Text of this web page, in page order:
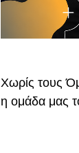
Χωρίς τους
η ομάδα μας